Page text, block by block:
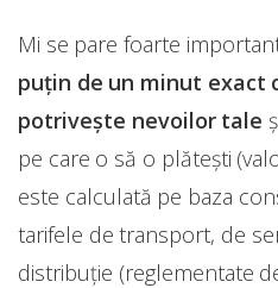
Mi se pare foarte
puțin de un minut exact
potrivește nevoilor tale
pe care o să o plătești
este calculată pe baza
tarifele de transport, de
distribuţie (reglementate